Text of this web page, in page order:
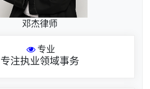
邓杰律师
专业
专注执业领域事务